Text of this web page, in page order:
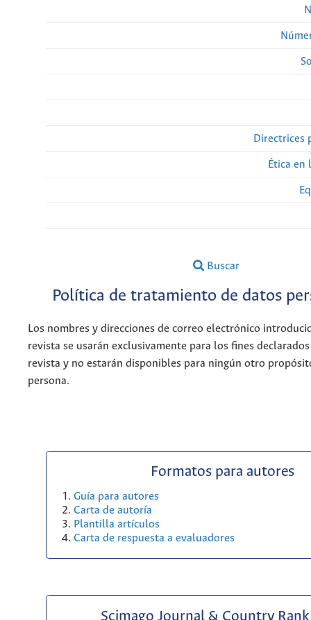
Directrices
Ética en
Buscar
Política de tratamiento de datos
Los nombres y direcciones de correo electrónico
revista se usarán exclusivamente para los fines
revista y no estarán disponibles para ningún otro
persona.
Formatos para autores
Guía para autores
Carta de autoría
Plantilla artículos
Carta de respuesta a evaluadores
Scimago Journal & Country Rank